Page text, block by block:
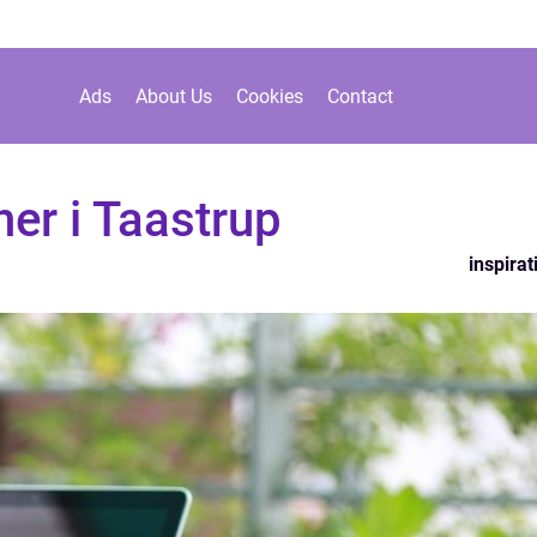
Ads About Us Cookies Contact
i Taastrup